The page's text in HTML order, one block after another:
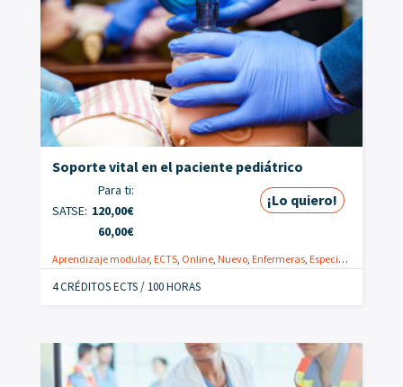
Soporte vital en el paciente pediátrico
Para ti:
120,00€
SATSE:
60,00€
¡Lo quiero!
Aprendizaje modular, ECTS, Online, Nuevo, Enfermeras, Especialistas
4 CRÉDITOS ECTS / 100 HORAS